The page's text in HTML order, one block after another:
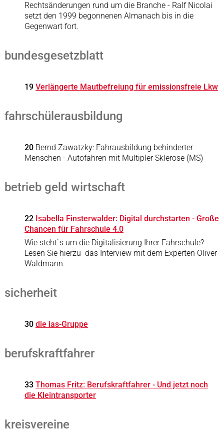
Rechtsänderungen rund um die Branche - Ralf Nicolai
setzt den 1999 begonnenen Almanach bis in die
Gegenwart fort.
bundesgesetzblatt
19 Verlängerte Mautbefreiung für emissionsfreie Lkw
fahrschülerausbildung
20 Bernd Zawatzky: Fahrausbildung behinderter
Menschen - Autofahren mit Multipler Sklerose (MS)
betrieb geld wirtschaft
22 Isabella Finsterwalder: Digital durchstarten - Große
Chancen für Fahrschule 4.0
Wie steht`s um die Digitalisierung Ihrer Fahrschule?
Lesen Sie hierzu das Interview mit dem Experten Oliver
Waldmann.
sicherheit
30 die ias-Gruppe
berufskraftfahrer
33 Thomas Fritz: Berufskraftfahrer - Und jetzt noch
die Kleintransporter
kreisvereine